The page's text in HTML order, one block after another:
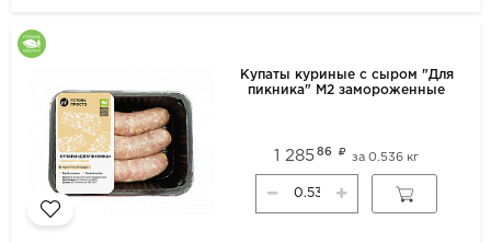
Купаты куриные с сыром "Для
пикника" М2 замороженные
1 285 86 за0.536 кг